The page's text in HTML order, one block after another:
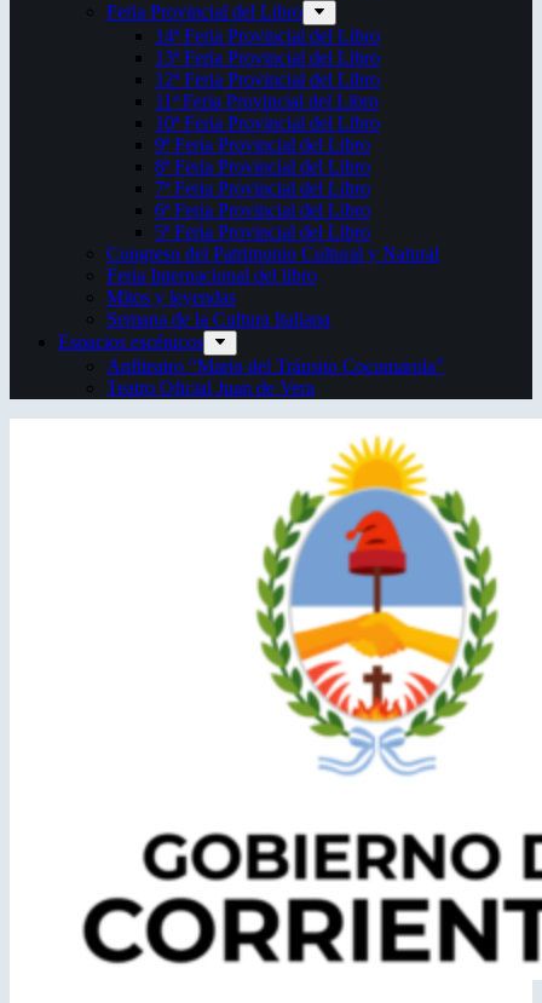
Feria Provincial del Libro
14ª Feria Provincial del Libro
13ª Feria Provincial del Libro
12ª Feria Provincial del Libro
11ª Feria Provincial del Libro
10ª Feria Provincial del Libro
9ª Feria Provincial del Libro
8ª Feria Provincial del Libro
7ª Feria Provincial del Libro
6ª Feria Provincial del Libro
5ª Feria Provincial del Libro
Congreso del Patrimonio Cultural y Natural
Feria Internacional del libro
Mitos y leyendas
Semana de la Cultura Italiana
Espacios escénicos
Anfiteatro “Mario del Tránsito Cocomarola”
Teatro Oficial Juan de Vera